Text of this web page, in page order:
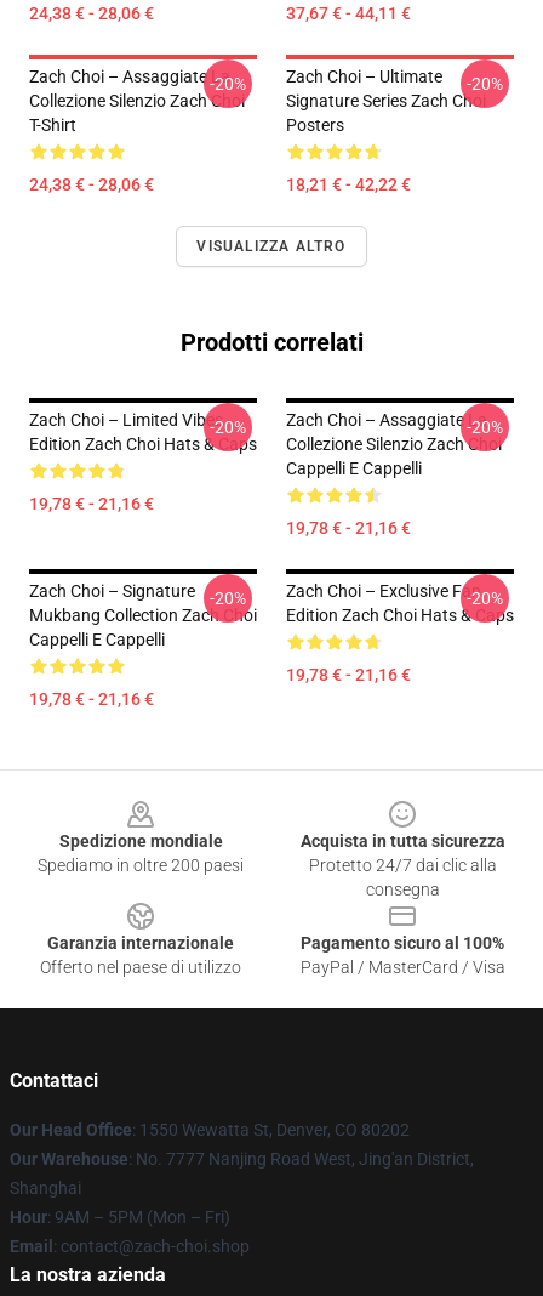
24,38 € - 28,06 € 37,67 € - 44,11 €
Zach Choi – Assaggiate La
Collezione Silenzio Zach Choi
T-Shirt
24,38 € - 28,06 €
-20%
Zach Choi – Ultimate
Signature Series Zach Choi
Posters
18,21 € - 42,22 €
-20%
VISUALIZZA ALTRO
Prodotti correlati
Zach Choi – Limited Vibes
Edition Zach Choi Hats & Caps
19,78 € - 21,16 €
-20%
Zach Choi – Assaggiate La
Collezione Silenzio Zach Choi
Cappelli E Cappelli
19,78 € - 21,16 €
-20%
Zach Choi – Signature
Mukbang Collection Zach Choi
Cappelli E Cappelli
19,78 € - 21,16 €
-20%
Zach Choi – Exclusive Fan
Edition Zach Choi Hats & Caps
19,78 € - 21,16 €
-20%
Spedizione mondiale
Spediamo in oltre 200 paesi
Acquista in tutta sicurezza
Protetto 24/7 dai clic alla
consegna
Garanzia internazionale
Offerto nel paese di utilizzo
Pagamento sicuro al 100%
PayPal / MasterCard / Visa
Contattaci
Our Head Office: 1550 Wewatta St, Denver, CO 80202
Our Warehouse: No. 7777 Nanjing Road West, Jing'an District,
Shanghai
Hour: 9AM – 5PM (Mon – Fri)
Email : contact@zach-choi.shop
La nostra azienda